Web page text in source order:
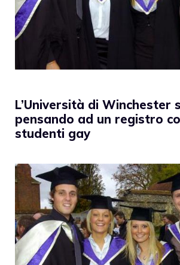
L’Università di Winchester
pensando ad un registro
studenti gay